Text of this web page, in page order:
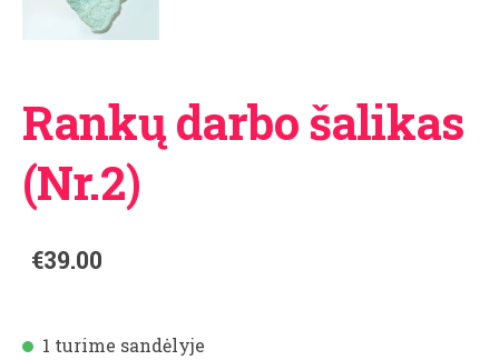
Rankų darbo šalikas
(Nr.2)
€39.00
1 turime sandėlyje